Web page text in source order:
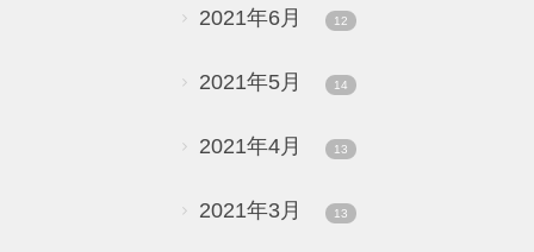
2021年6月 12
2021年5月 14
2021年4月 13
2021年3月 13